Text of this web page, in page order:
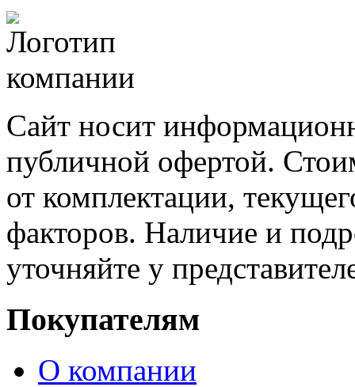
Сайт носит
публичной офертой.
от комплектации,
факторов. Наличие и
уточняйте у
Покупателям
О компании